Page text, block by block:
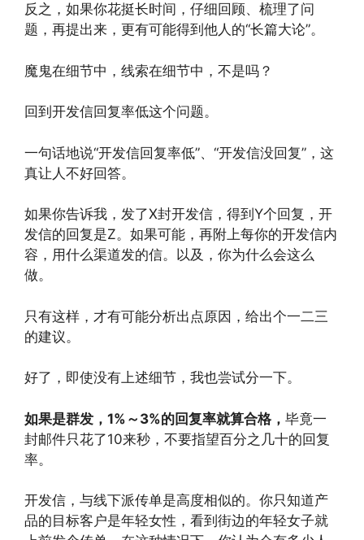
反之，如果你花挺长时间，仔细回顾、梳理了问
题，再提出来，更有可能得到他人的“长篇大论”。
魔鬼在细节中，线索在细节中，不是吗？
回到开发信回复率低这个问题。
一句话地说“开发信回复率低”、“开发信没回复”，这
真让人不好回答。
如果你告诉我，发了X封开发信，得到Y个回复，开
发信的回复是Z。如果可能，再附上每你的开发信内
容，用什么渠道发的信。以及，你为什么会这么
做。
只有这样，才有可能分析出点原因，给出个一二三
的建议。
好了，即使没有上述细节，我也尝试分一下。
如果是群发，1%～3%的回复率就算合格， 毕竟一
封邮件只花了10来秒，不要指望百分之几十的回复
率。
开发信，与线下派传单是高度相似的。你只知道产
品的目标客户是年轻女性，看到街边的年轻女子就